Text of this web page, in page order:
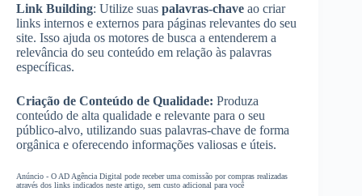
Link Building: Utilize suas palavras-chave ao criar
links internos e externos para páginas relevantes do seu
site. Isso ajuda os motores de busca a entenderem a
relevância do seu conteúdo em relação às palavras
específicas.
Criação de Conteúdo de Qualidade: Produza
conteúdo de alta qualidade e relevante para o seu
público-alvo, utilizando suas palavras-chave de forma
orgânica e oferecendo informações valiosas e úteis.
Anúncio - O AD Agência Digital pode receber uma comissão por compras realizadas
através dos links indicados neste artigo, sem custo adicional para você